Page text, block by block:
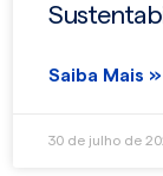
Saiba Mais »
30 de julho de